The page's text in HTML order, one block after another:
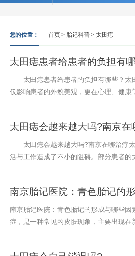
您的位置： 首页 > 胎记科普 > 太田痣
太田痣患者给患者的负担有
太田痣患者给患者的负担有哪些？太
仅影响患者的外貌美观，更在心理、健
太田痣会越来越大吗?南京在
太田痣会越来越大吗?南京在哪治疗太
活与工作造成了不小的阻碍。部分患者
南京胎记医院：青色胎记的
南京胎记医院：青色胎记的形成与哪些
症，是一种常见的皮肤现象，主要出现